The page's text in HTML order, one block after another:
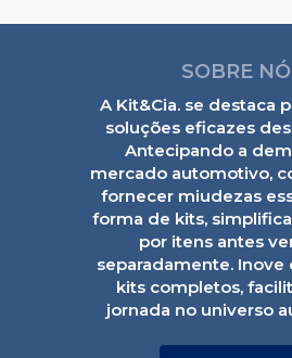
SOBRE
A Kit&Cia. se destaca
soluções eficazes
Antecipando a
mercado automotivo,
fornecer miudezas
forma de kits,
por itens antes
separadamente. Inove
kits completos,
jornada no universo